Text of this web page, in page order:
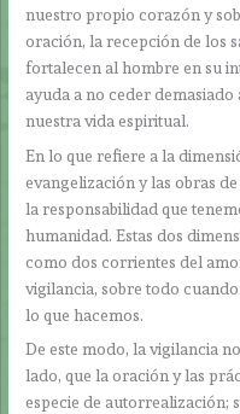
nuestro propio corazón y
oración, la recepción de los
fortalecen al hombre en su
ayuda a no ceder
nuestra vida espiritual.
En lo que refiere a la
evangelización y las obras
la responsabilidad que
humanidad. Estas dos
como dos corrientes del
vigilancia, sobre todo
lo que hacemos.
De este modo, la vigilancia
lado, que la oración y las
especie de autorrealización;